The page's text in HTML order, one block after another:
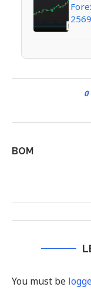
2569
0
BOM
You must be